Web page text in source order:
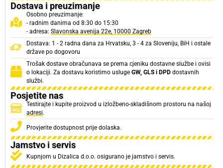
Dostava i preuzimanje
Osobno preuzimanje:
- radnim danima od 8:30 do 15:30
- adresa: Slavonska avenija 22e, 10000 Zagreb
Dostava: 1 - 2 radna dana za Hrvatsku, 3 - 4 za Sloveniju, BiH i ostale
države po dogovoru
Trošak dostave obračunava se prema cjeniku dostavne službe i ovisi
o lokaciji. Za dostavu koristimo usluge GW, GLS i DPD dostavnih
službi.
Posjetite nas
Testirajte i kupite proizvod u izložbeno-skladišnom prostoru na našoj
adresi.
Provjerite dostupnost prije dolaska.
Jamstvo i servis
Kupnjom u Dizalica d.o.o. osigurano je jamstvo i servis.